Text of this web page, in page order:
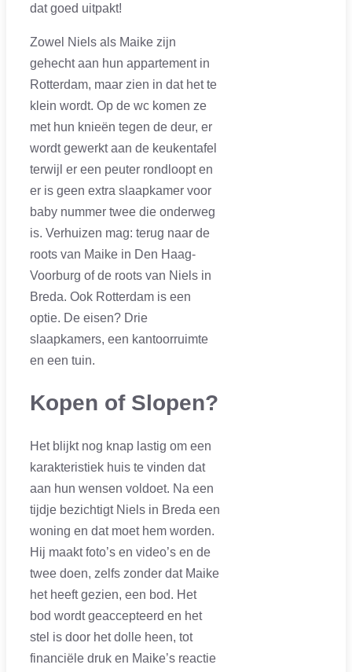
dat goed uitpakt!
Zowel Niels als Maike zijn
gehecht aan hun appartement in
Rotterdam, maar zien in dat het te
klein wordt. Op de wc komen ze
met hun knieën tegen de deur, er
wordt gewerkt aan de keukentafel
terwijl er een peuter rondloopt en
er is geen extra slaapkamer voor
baby nummer twee die onderweg
is. Verhuizen mag: terug naar de
roots van Maike in Den Haag-
Voorburg of de roots van Niels in
Breda. Ook Rotterdam is een
optie. De eisen? Drie
slaapkamers, een kantoorruimte
en een tuin.
Kopen of Slopen?
Het blijkt nog knap lastig om een
karakteristiek huis te vinden dat
aan hun wensen voldoet. Na een
tijdje bezichtigt Niels in Breda een
woning en dat moet hem worden.
Hij maakt foto’s en video’s en de
twee doen, zelfs zonder dat Maike
het heeft gezien, een bod. Het
bod wordt geaccepteerd en het
stel is door het dolle heen, tot
financiële druk en Maike’s reactie